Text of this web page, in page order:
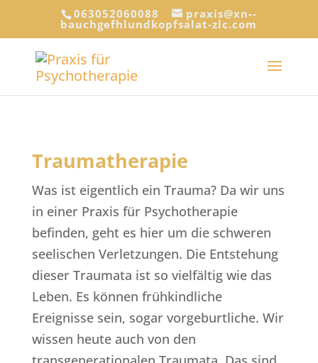
063052060088 praxis@xn--
bauchgefhlundkopfsalat-zlc.com
Traumatherapie
Was ist eigentlich ein Trauma? Da wir uns
in einer Praxis für Psychotherapie
befinden, geht es hier um die schweren
seelischen Verletzungen. Die Entstehung
dieser Traumata ist so vielfältig wie das
Leben. Es können frühkindliche
Ereignisse sein, sogar vorgeburtliche. Wir
wissen heute auch von den